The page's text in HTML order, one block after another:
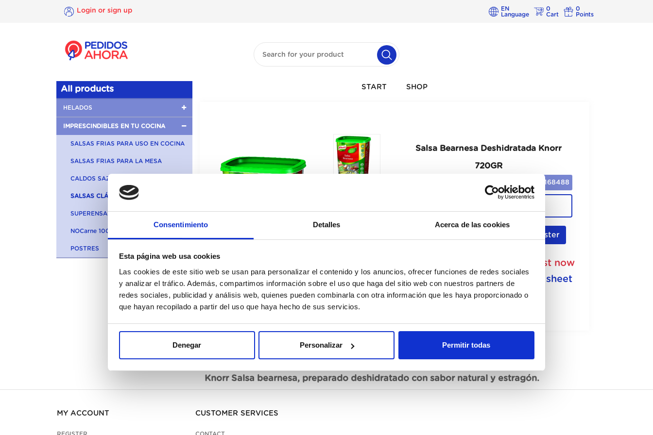
Consentimiento Detalles Acerca de las cookies
Esta página web usa cookies
Las cookies de este sitio web se usan para personalizar el contenido y los anuncios, ofrecer funciones de redes sociales
y analizar el tráfico. Además, compartimos información sobre el uso que haga del sitio web con nuestros partners de
redes sociales, publicidad y análisis web, quienes pueden combinarla con otra información que les haya proporcionado o
que hayan recopilado a partir del uso que haya hecho de sus servicios.
Denegar Personalizar Permitir todas
Login or sign up
EN
Language
0
Cart
0
Points
All products
HELADOS
IMPRESCINDIBLES EN TU COCINA
SALSAS FRIAS PARA USO EN COCINA
SALSAS FRIAS PARA LA MESA
CALDOS SAZONADORES
SALSAS CLÁSICAS
SUPERENSALADAS Y PRIMERBAS
NOCarne 100% VEGETARIANA
POSTRES
START SHOP
Salsa Bearnesa Deshidratada Knorr
720GR
168488
Register
Unavailable, request now
See data sheet
Description
Knorr Salsa bearnesa, preparado deshidratado con sabor natural y estragón.
MY ACCOUNT CUSTOMER SERVICES